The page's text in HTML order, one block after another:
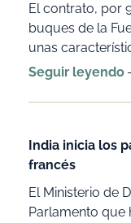
El contrato, por
buques de la
unas
Seguir leyendo
India inicia los
francés
El Ministerio de
Parlamento que